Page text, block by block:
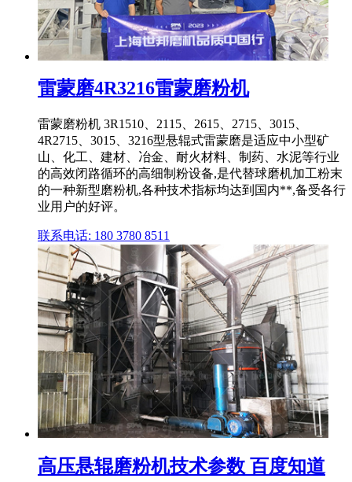
雷蒙磨4R3216雷蒙磨粉机
雷蒙磨粉机 3R1510、2115、2615、2715、3015、
4R2715、3015、3216型悬辊式雷蒙磨是适应中小型矿
山、化工、建材、冶金、耐火材料、制药、水泥等行业
的高效闭路循环的高细制粉设备,是代替球磨机加工粉末
的一种新型磨粉机,各种技术指标均达到国内**,备受各行
业用户的好评。
联系电话: 180 3780 8511
高压悬辊磨粉机技术参数 百度知道